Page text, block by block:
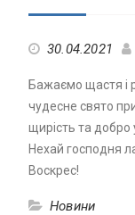
30.04.2021
Бажаємо щастя і
чудесне свято
щирість та добро
Нехай господня
Воскрес!
Новини